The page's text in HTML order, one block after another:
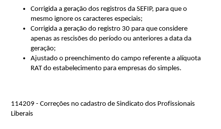
Corrigida a geração dos registros da SEFIP, para que o
mesmo ignore os caracteres especiais;
Corrigida a geração do registro 30 para que considere
apenas as rescisões do período ou anteriores a data da
geração;
Ajustado o preenchimento do campo referente a alíquota
RAT do estabelecimento para empresas do simples.
114209 - Correções no cadastro de Sindicato dos Profissionais
Liberais